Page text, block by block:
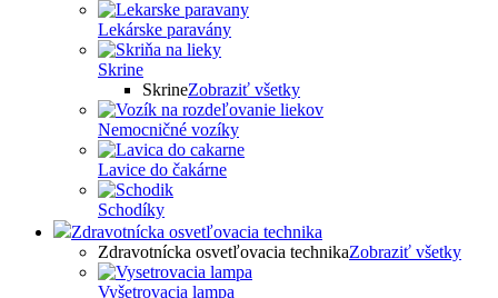
Lekárske paravány
Skrine
SkrineZobraziť všetky
Nemocničné vozíky
Lavice do čakárne
Schodíky
Zdravotnícka osvetľovacia technika
Zdravotnícka osvetľovacia technikaZobraziť všetky
Vyšetrovacia lampa